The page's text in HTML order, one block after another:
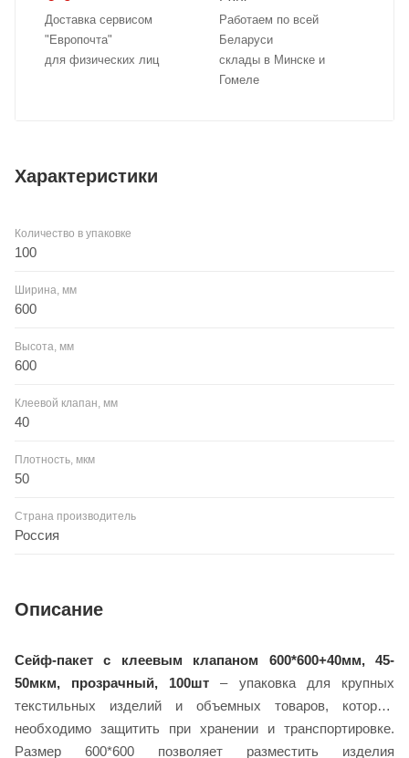
Доставка сервисом
"Европочта"
для физических лиц
Работаем по всей
Беларуси
склады в Минске и
Гомеле
Характеристики
Количество в упаковке
100
Ширина, мм
600
Высота, мм
600
Клеевой клапан, мм
40
Плотность, мкм
50
Страна производитель
Россия
Описание
Сейф-пакет с клеевым клапаном 600*600+40мм, 45-
50мкм, прозрачный, 100шт – упаковка для крупных
текстильных изделий и объемных товаров, которые
необходимо защитить при хранении и транспортировке.
Размер 600*600 позволяет разместить изделия